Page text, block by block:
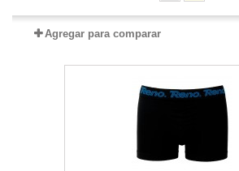
Agregar para comparar